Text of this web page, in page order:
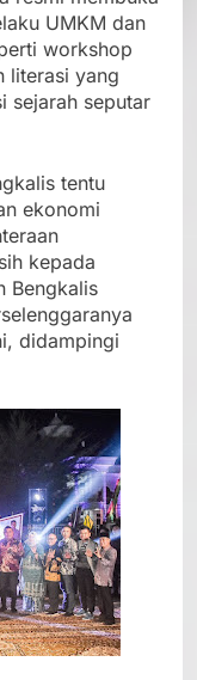
UMKM dan
workshop
literasi yang
sejarah seputar
tentu
ekonomi
kepada
Bengkalis
didampingi